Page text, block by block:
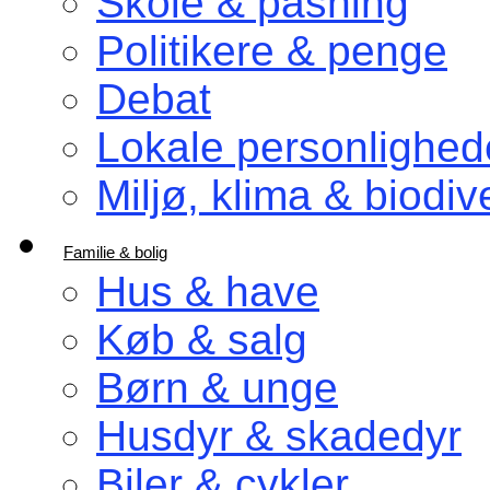
Politikere & penge
Debat
Lokale
Miljø, klima &
Familie & bolig
Hus & have
Køb & salg
Børn & unge
Husdyr & skadedyr